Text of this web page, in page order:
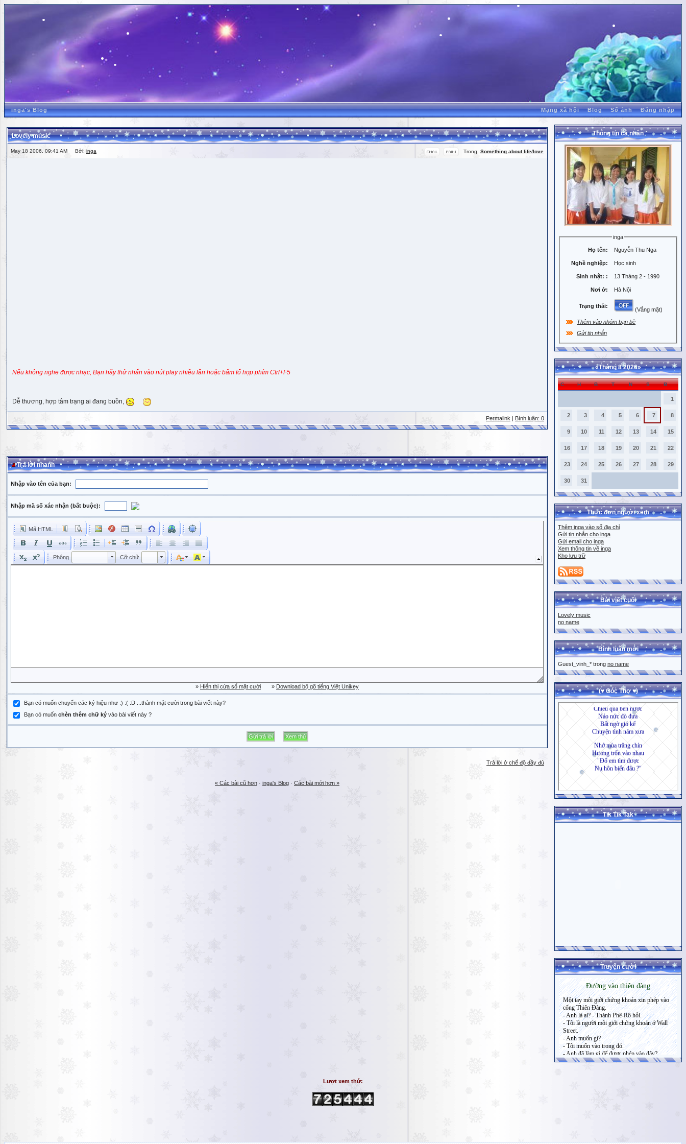
inga's Blog Mạng xã hội Blog Sổ ảnh Đăng nhập
Lovely music
Trong: Something about life/love
May 18 2006, 09:41 AM Bởi: inga
Nếu không nghe được nhạc, Bạn hãy thử nhấn vào nút play nhiều lần hoặc bấm tổ hợp phím Ctrl+F5
Dễ thương, hợp tâm trạng ai đang buồn,
Permalink Bình luận: 0
Trả lời nhanh
Nhập vào tên của bạn:
Nhập mã số xác nhận (bắt buộc):
Mã HTML
Phông Cỡ chữ Kích cỡ phông
» Hiển thị cửa sổ mặt cười » Download bộ gõ tiếng Việt Unikey
Bạn có muốn chuyển các ký hiệu như :) :( :D ...thành mặt cười trong bài viết này?
Bạn có muốn chèn thêm chữ ký vào bài viết này ?
Trả lời ở chế độ đầy đủ
« Các bài cũ hơn · inga's Blog · Các bài mới hơn »
Thông tin cá nhân
inga
Họ tên: Nguyễn Thu Nga
Nghề nghiệp: Học sinh
Sinh nhật: : 13 Tháng 2 - 1990
Nơi ở: Hà Nội
Trạng thái:
(Vắng mặt)
Thêm vào nhóm bạn bè
Gửi tin nhắn
«Tháng 8 2026»
C H B T N S B
1
2 3 4 5 6 7 8
9 10 11 12 13 14 15
16 17 18 19 20 21 22
23 24 25 26 27 28 29
30 31
Thực đơn người xem
Thêm inga vào sổ địa chỉ
Gửi tin nhắn cho inga
Gửi email cho inga
Xem thông tin về inga
Kho lưu trữ
Bài viết cuối
Lovely music
no name
Bình luận mới
Guest_vinh_* trong no name
(♥ Góc Thơ ♥)
Tik Tik Tak
Truyện cười
Lượt xem thứ: